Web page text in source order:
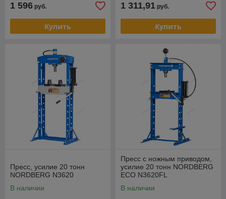
1 596 руб.
Купить
1 311,91 руб.
Купить
Пресс, усилие 20 тонн
NORDBERG N3620
В наличии
Пресс с ножным приводом,
усилие 20 тонн NORDBERG
ECO N3620FL
В наличии